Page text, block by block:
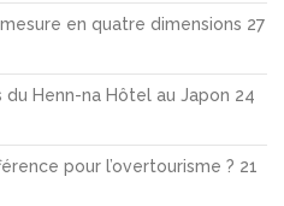
en quatre dimensions 27
Henn-na Hôtel au Japon 24
pour l’overtourisme ? 21